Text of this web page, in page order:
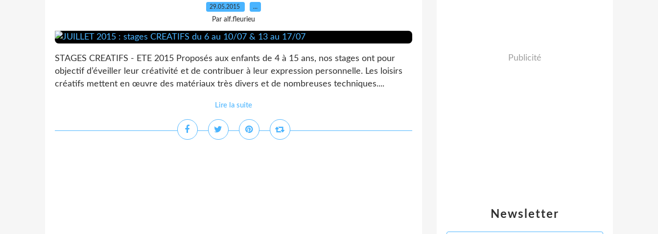
29.05.2015 …
Par alf.fleurieu
STAGES CREATIFS - ETE 2015 Proposés aux enfants de 4 à 15 ans, nos stages ont pour
objectif d’éveiller leur créativité et de contribuer à leur expression personnelle. Les loisirs
créatifs mettent en œuvre des matériaux très divers et de nombreuses techniques....
Lire la suite
Newsletter
Publicité